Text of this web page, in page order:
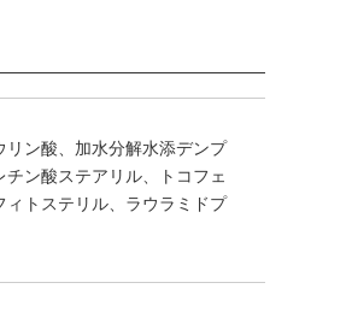
ン酸、加水分解水添デンプ
ン酸ステアリル、トコフェ
トステリル、ラウラミドプ